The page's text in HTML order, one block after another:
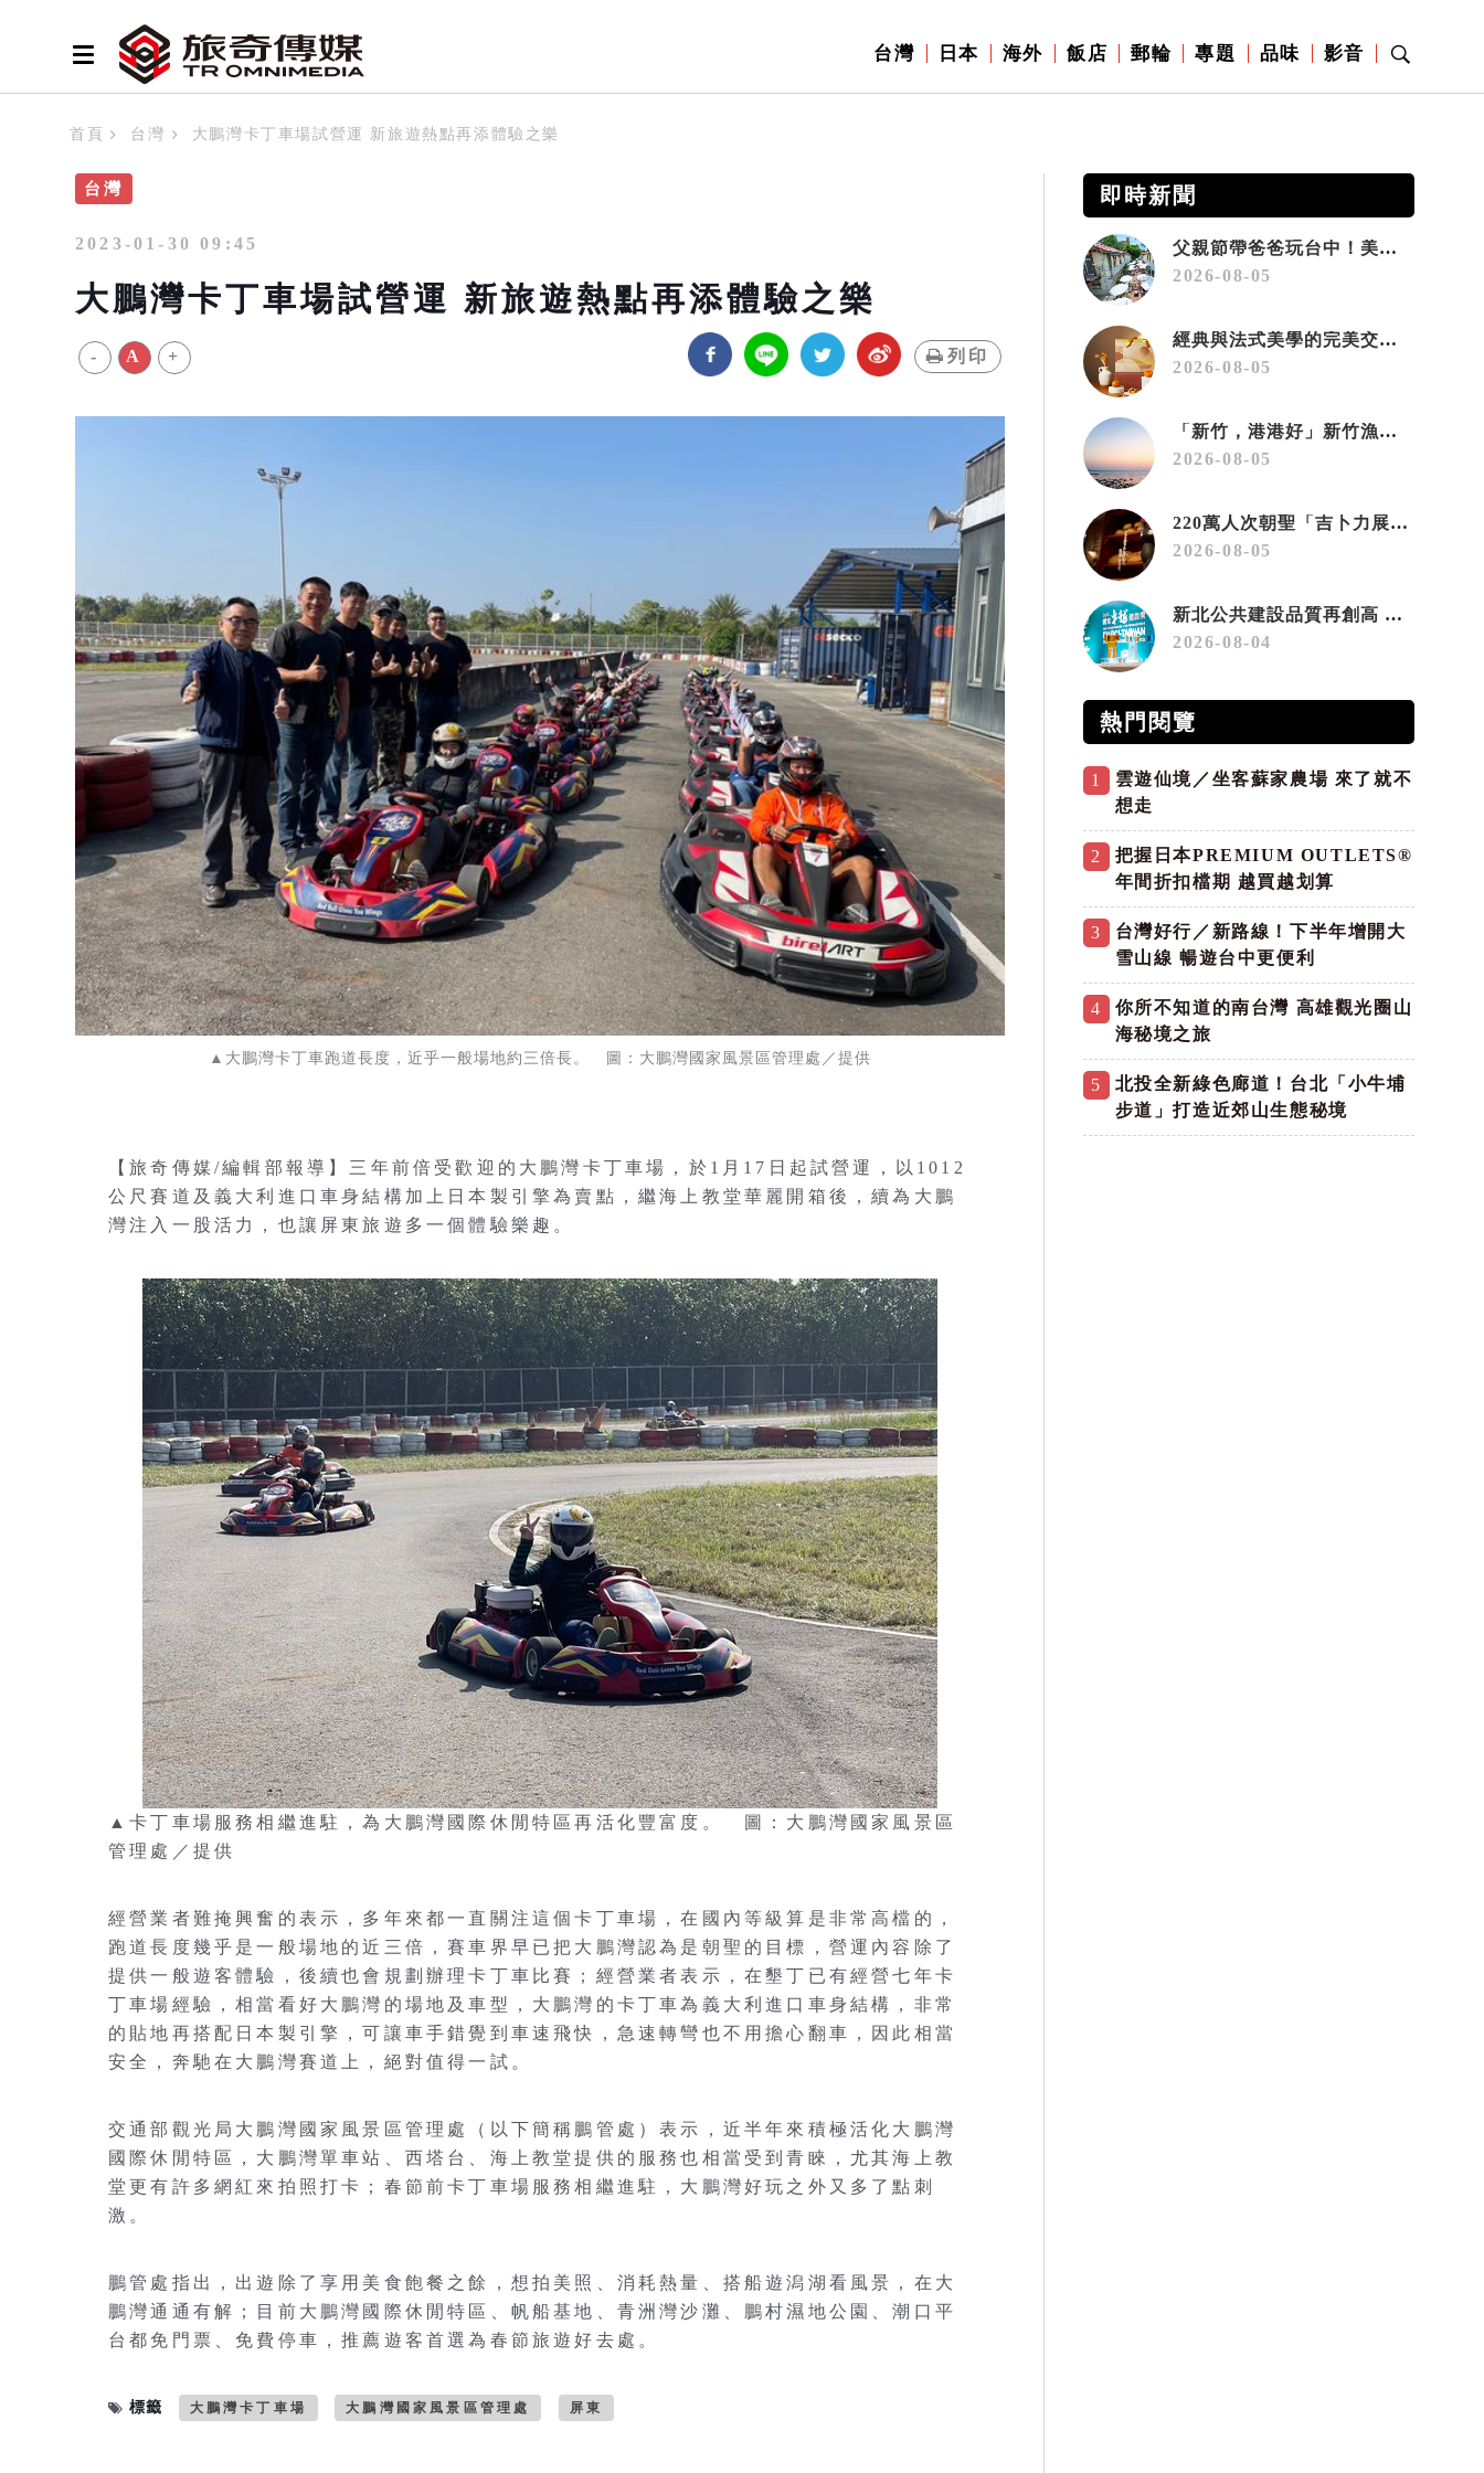
台灣 日本 海外 飯店 郵輪 專題 品味 影音
首頁 台灣 大鵬灣卡丁車場試營運 新旅遊熱點再添體驗之樂
台灣
2023-01-30 09:45
大鵬灣卡丁車場試營運 新旅遊熱點再添體驗之樂
- A + 列印
▲大鵬灣卡丁車跑道長度，近乎一般場地約三倍長。 圖：大鵬灣國家風景區管理處／提供
【旅奇傳媒/編輯部報導】三年前倍受歡迎的大鵬灣卡丁車場，於1月17日起試營運，以1012
公尺賽道及義大利進口車身結構加上日本製引擎為賣點，繼海上教堂華麗開箱後，續為大鵬
灣注入一股活力，也讓屏東旅遊多一個體驗樂趣。
▲卡丁車場服務相繼進駐，為大鵬灣國際休閒特區再活化豐富度。 圖：大鵬灣國家風景區
管理處／提供
經營業者難掩興奮的表示，多年來都一直關注這個卡丁車場，在國內等級算是非常高檔的，
跑道長度幾乎是一般場地的近三倍，賽車界早已把大鵬灣認為是朝聖的目標，營運內容除了
提供一般遊客體驗，後續也會規劃辦理卡丁車比賽；經營業者表示，在墾丁已有經營七年卡
丁車場經驗，相當看好大鵬灣的場地及車型，大鵬灣的卡丁車為義大利進口車身結構，非常
的貼地再搭配日本製引擎，可讓車手錯覺到車速飛快，急速轉彎也不用擔心翻車，因此相當
安全，奔馳在大鵬灣賽道上，絕對值得一試。
交通部觀光局大鵬灣國家風景區管理處（以下簡稱鵬管處）表示，近半年來積極活化大鵬灣
國際休閒特區，大鵬灣單車站、西塔台、海上教堂提供的服務也相當受到青睞，尤其海上教
堂更有許多網紅來拍照打卡；春節前卡丁車場服務相繼進駐，大鵬灣好玩之外又多了點刺
激。
鵬管處指出，出遊除了享用美食飽餐之餘，想拍美照、消耗熱量、搭船遊潟湖看風景，在大
鵬灣通通有解；目前大鵬灣國際休閒特區、帆船基地、青洲灣沙灘、鵬村濕地公園、潮口平
台都免門票、免費停車，推薦遊客首選為春節旅遊好去處。
標籤 大鵬灣卡丁車場 大鵬灣國家風景區管理處 屏東
即時新聞
父親節帶爸爸玩台中！美食、美景一次滿足 幸福一日遊正當時
2026-08-05
經典與法式美學的完美交織！北投老爺限定獨賣「泉月菠蘿映心」中秋禮盒
2026-08-05
「新竹，港港好」新竹漁港生活節8/8登場 三大主題接力開唱 暢快遊雙港
2026-08-05
220萬人次朝聖「吉卜力展」首度移師九州！佐賀站早鳥平日套票8/10搶先開賣
2026-08-05
新北公共建設品質再創高 城鄉局勇奪2026國家卓越建設獎6項殊榮
2026-08-04
熱門閱覽
1
雲遊仙境／坐客蘇家農場 來了就不
想走
2
把握日本PREMIUM OUTLETS®
年間折扣檔期 越買越划算
3
台灣好行／新路線！下半年增開大
雪山線 暢遊台中更便利
4
你所不知道的南台灣 高雄觀光圈山
海秘境之旅
5
北投全新綠色廊道！台北「小牛埔
步道」打造近郊山生態秘境